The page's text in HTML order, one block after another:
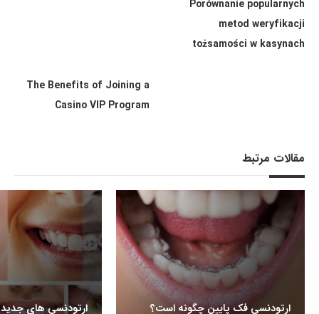
Porównanie popularnych
metod weryfikacji
tożsamości w kasynach
The Benefits of Joining a
Casino VIP Program
مقالات مرتبط
ارتودنسی فک پایین چگونه است؟ ارتودنسی های جدید